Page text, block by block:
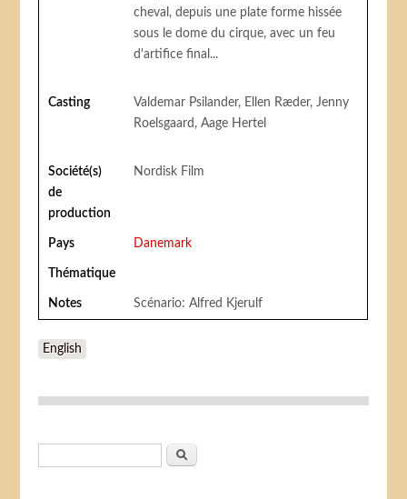
cheval, depuis une plate forme hissée
sous le dome du cirque, avec un feu
d'artifice final...
Casting
Valdemar Psilander, Ellen Ræder, Jenny
Roelsgaard, Aage Hertel
Société(s)
de
production
Nordisk Film
Pays Danemark
Thématique
Notes Scénario: Alfred Kjerulf
English
Formulaire de recherche
Rechercher